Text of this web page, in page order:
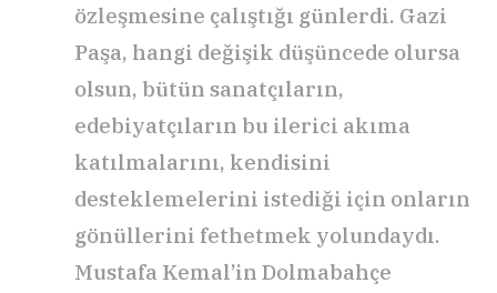
özleşmesine çalıştığı günlerdi. Gazi
Paşa, hangi değişik düşüncede olursa
olsun, bütün sanatçıların,
edebiyatçıların bu ilerici akıma
katılmalarını, kendisini
desteklemelerini istediği için onların
gönüllerini fethetmek yolundaydı.
Mustafa Kemal’in Dolmabahçe